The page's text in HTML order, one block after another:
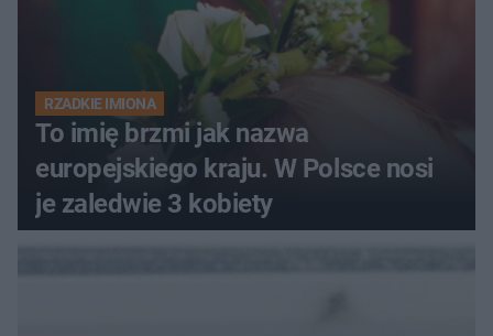
RZADKIE IMIONA
To imię brzmi jak nazwa
europejskiego kraju. W Polsce nosi
je zaledwie 3 kobiety